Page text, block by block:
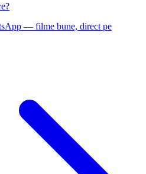
— filme bune, direct pe